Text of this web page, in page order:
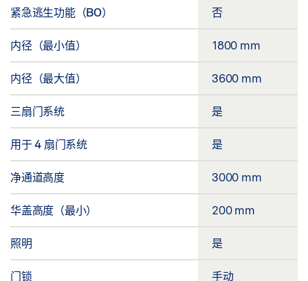
紧急逃生功能（BO） 否
内径（最小值） 1800 mm
内径（最大值） 3600 mm
三扇门系统 是
用于 4 扇门系统 是
净通道高度 3000 mm
华盖高度（最小） 200 mm
照明 是
门锁 手动